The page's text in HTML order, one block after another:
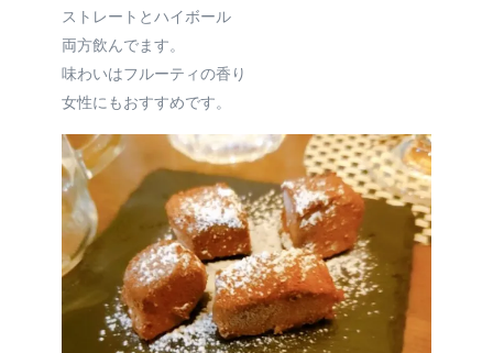
ストレートとハイボール
両方飲んでます。
味わいはフルーティの香り
女性にもおすすめです。